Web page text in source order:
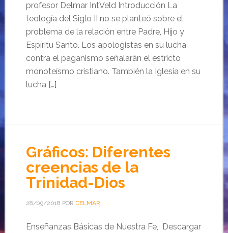
profesor Delmar IntVeld Introducción La
teología del Siglo II no se planteó sobre el
problema de la relación entre Padre, Hijo y
Espíritu Santo. Los apologistas en su lucha
contra el paganismo señalarán el estricto
monoteísmo cristiano. También la Iglesia en su
lucha […]
Gráficos: Diferentes
creencias de la
Trinidad-Dios
28/09/2018 POR DELMAR
Enseñanzas Básicas de Nuestra Fe, Descargar